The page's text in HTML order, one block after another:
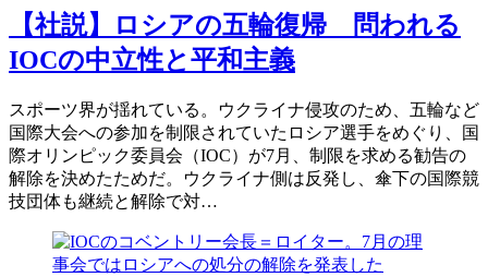
【社説】ロシアの五輪復帰 問われる
IOCの中立性と平和主義
スポーツ界が揺れている。ウクライナ侵攻のため、五輪など
国際大会への参加を制限されていたロシア選手をめぐり、国
際オリンピック委員会（IOC）が7月、制限を求める勧告の
解除を決めたためだ。ウクライナ側は反発し、傘下の国際競
技団体も継続と解除で対…